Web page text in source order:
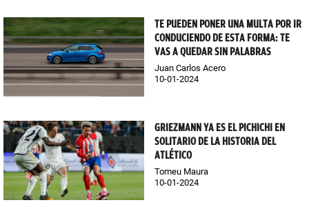
TE PUEDEN PONER UNA MULTA POR IR
CONDUCIENDO DE ESTA FORMA: TE
VAS A QUEDAR SIN PALABRAS
Juan Carlos Acero
10-01-2024
GRIEZMANN YA ES EL PICHICHI EN
SOLITARIO DE LA HISTORIA DEL
ATLÉTICO
Tomeu Maura
10-01-2024